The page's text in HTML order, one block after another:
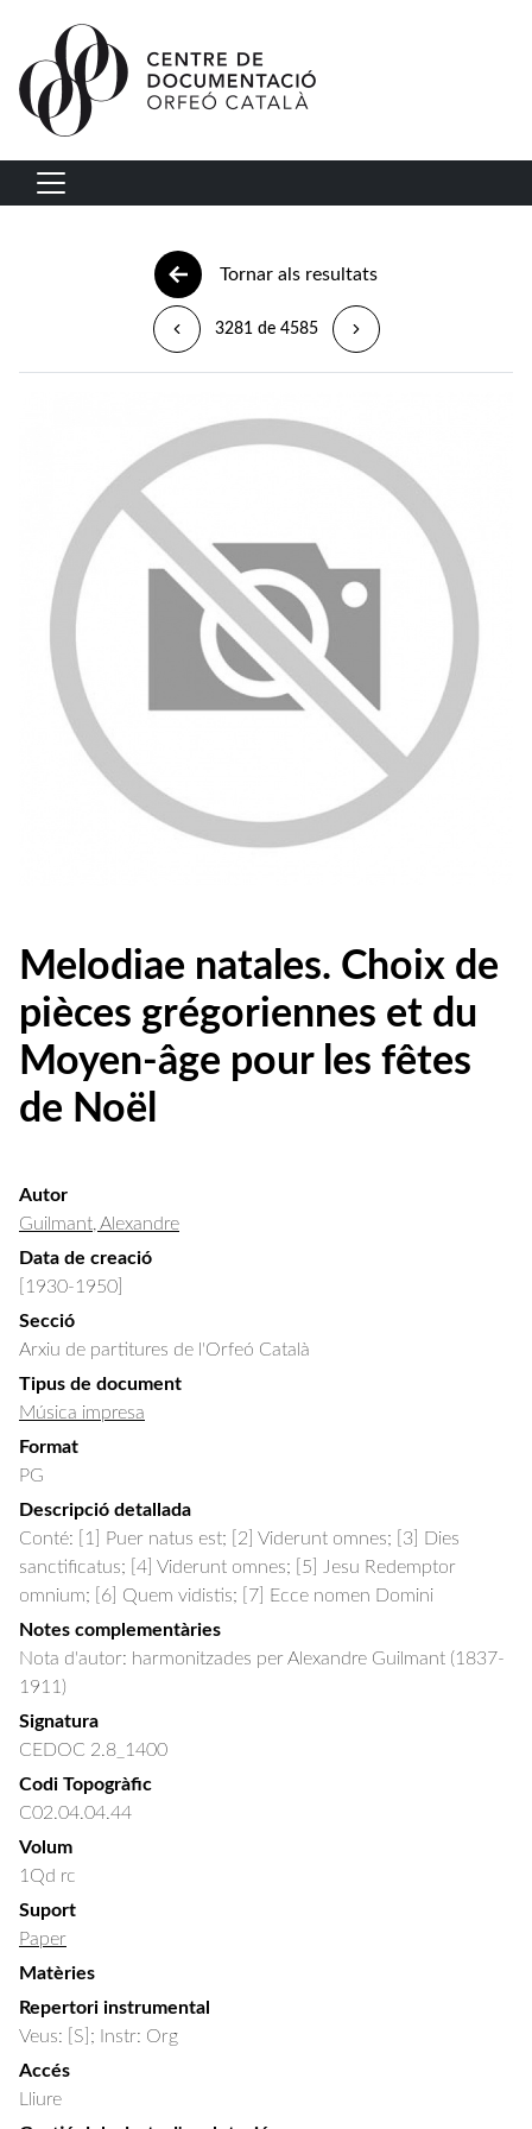
Vés al contingut
Navegació principal
Tornar als resultats
3281 de 4585
Melodiae natales. Choix de
pièces grégoriennes et du
Moyen-âge pour les fêtes
de Noël
Autor
Guilmant, Alexandre
Data de creació
[1930-1950]
Secció
Arxiu de partitures de l'Orfeó Català
Tipus de document
Música impresa
Format
PG
Descripció detallada
Conté: [1] Puer natus est; [2] Viderunt omnes; [3] Dies
sanctificatus; [4] Viderunt omnes; [5] Jesu Redemptor
omnium; [6] Quem vidistis; [7] Ecce nomen Domini
Notes complementàries
Nota d'autor: harmonitzades per Alexandre Guilmant (1837-
1911)
Signatura
CEDOC 2.8_1400
Codi Topogràfic
C02.04.04.44
Volum
1Qd rc
Suport
Paper
Matèries
Repertori instrumental
Veus: [S]; Instr: Org
Accés
Lliure